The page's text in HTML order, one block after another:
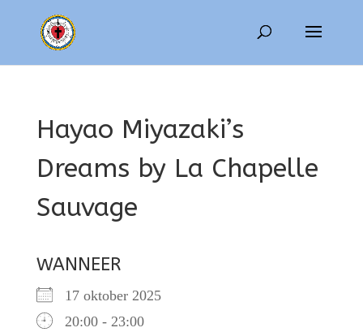
Hayao Miyazaki’s
Dreams by La Chapelle
Sauvage
WANNEER
17 oktober 2025
20:00 - 23:00